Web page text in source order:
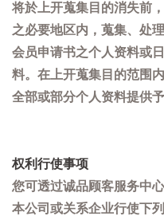
将於上开蒐集目的消失前
之必要地区内，蒐集、处
会员申请书之个人资料或
料。在上开蒐集目的范围
全部或部分个人资料提供
权利行使事项
您可透过诚品顾客服务中
本公司或关系企业行使下